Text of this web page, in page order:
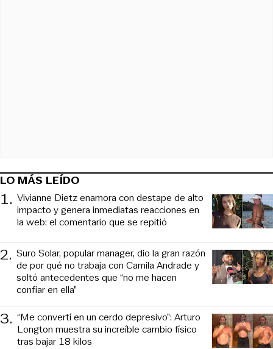
LO MÁS LEÍDO
1. Vivianne Dietz enamora con destape de alto
impacto y genera inmediatas reacciones en
la web: el comentario que se repitió
2. Suro Solar, popular manager, dio la gran razón
de por qué no trabaja con Camila Andrade y
soltó antecedentes que “no me hacen
confiar en ella”
3. “Me convertí en un cerdo depresivo”: Arturo
Longton muestra su increíble cambio físico
tras bajar 18 kilos